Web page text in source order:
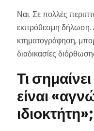
Ναι. Σε πολλές
εκπρόθεσμη δήλωση.
κτηματογράφηση,
διαδικασίες
Τι
είναι
ιδιοκτήτη»;